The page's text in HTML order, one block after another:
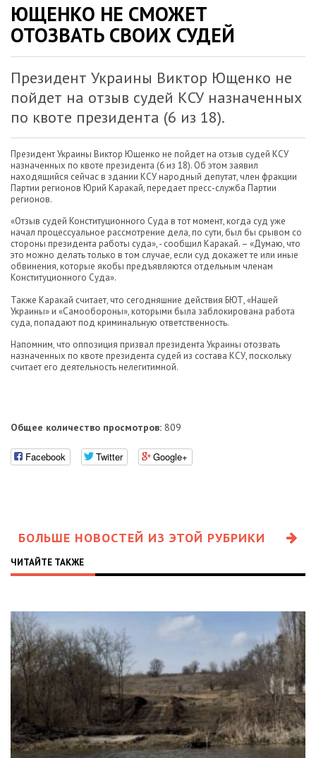
ЮЩЕНКО НЕ СМОЖЕТ
ОТОЗВАТЬ СВОИХ СУДЕЙ
Президент Украины Виктор Ющенко не
пойдет на отзыв судей КСУ назначенных
по квоте президента (6 из 18).
Президент Украины Виктор Ющенко не пойдет на отзыв судей КСУ
назначенных по квоте президента (6 из 18). Об этом заявил
находящийся сейчас в здании КСУ народный депутат, член фракции
Партии регионов Юрий Каракай, передает пресс-служба Партии
регионов.
«Отзыв судей Конституционного Суда в тот момент, когда суд уже
начал процессуальное рассмотрение дела, по сути, был бы срывом со
стороны президента работы суда», - сообщил Каракай. – «Думаю, что
это можно делать только в том случае, если суд докажет те или иные
обвинения, которые якобы предъявляются отдельным членам
Конституционного Суда».
Также Каракай считает, что сегодняшние действия БЮТ, «Нашей
Украины» и «Самообороны», которыми была заблокирована работа
суда, попадают под криминальную ответственность.
Напомним, что оппозиция призвал президента Украины отозвать
назначенных по квоте президента судей из состава КСУ, поскольку
считает его деятельность нелегитимной.
Общее количество просмотров: 809
Facebook Twitter Google+
БОЛЬШЕ НОВОСТЕЙ ИЗ ЭТОЙ РУБРИКИ
ЧИТАЙТЕ ТАКЖЕ